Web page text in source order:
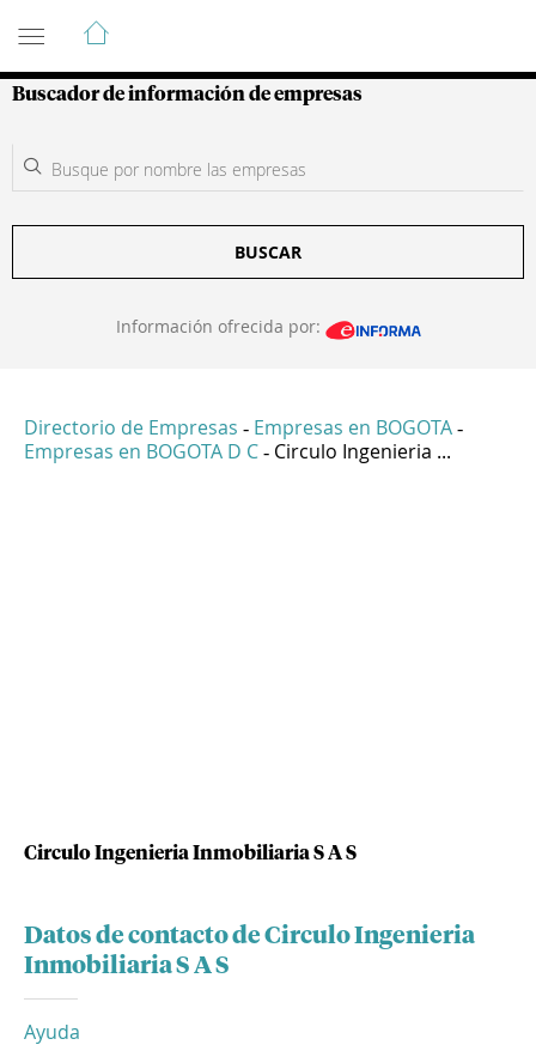
Guía de Empresas Colombianas
Buscador de información de empresas
BUSCAR
Información ofrecida por:
Directorio de Empresas - Empresas en BOGOTA -
Empresas en BOGOTA D C - Circulo Ingenieria ...
Circulo Ingenieria Inmobiliaria S A S
Datos de contacto de Circulo Ingenieria
Inmobiliaria S A S
Ayuda